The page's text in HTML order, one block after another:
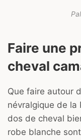
Faire une
cheval
Que faire autour
névralgique de la
dos de cheval
robe blanche